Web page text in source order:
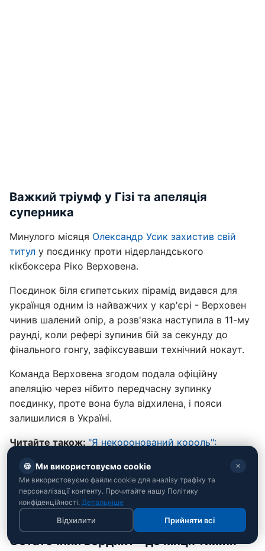
Важкий тріумф у Гізі та апеляція
суперника
Минулого місяця Олександр Усик захистив свій
титул у поєдинку проти нідерландського
кікбоксера Ріко Верховена.
Поєдинок біля єгипетських пірамід видався для
українця одним із найважчих у кар'єрі - Верховен
чинив шалений опір, а розв'язка наступила в 11-му
раунді, коли рефері зупинив бій за секунду до
фінального гонгу, зафіксувавши технічний нокаут.
Команда Верховена згодом подала офіційну
апеляцію через нібито передчасну зупинку
поєдинку, проте вона була відхилена, і пояси
залишилися в Україні.
Читайте також:"Я некоронований король":
Усиком
Після цього бою в боксерському кулуарах дедалі
частіше почали лунати заклики до 39-річного
Усика піти з рингу на вершині успіху.
Остаточний вердикт - до кінця тижня
🍪 Ми використовуємо cookie ✕
Ми використовуємо файли cookie для аналізу трафіку та
персоналізації контенту. Прочитайте нашу Політику
конфіденційності. Детальніше
Відхилити Прийняти всі